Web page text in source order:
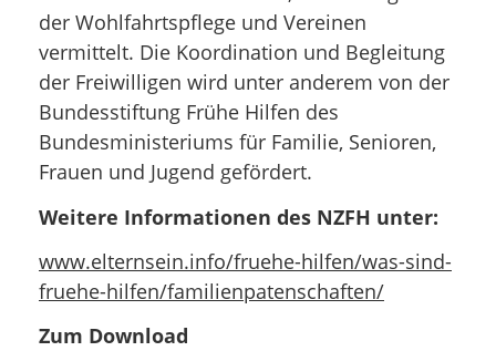
der Wohlfahrtspflege und Vereinen
vermittelt. Die Koordination und Begleitung
der Freiwilligen wird unter anderem von der
Bundesstiftung Frühe Hilfen des
Bundesministeriums für Familie, Senioren,
Frauen und Jugend gefördert.
Weitere Informationen des NZFH unter:
www.elternsein.info/fruehe-hilfen/was-sind-
fruehe-hilfen/familienpatenschaften/
Zum Download